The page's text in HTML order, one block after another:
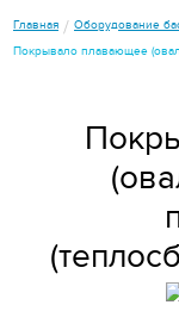
Главная / Оборудование
Покрывало плавающее